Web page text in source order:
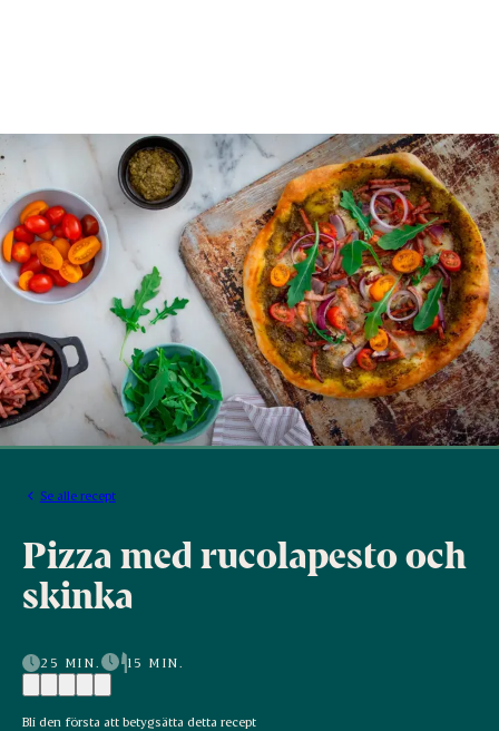
Se alle recept
Pizza med rucolapesto och
skinka
25 MIN. 15 MIN.
Bli den första att betygsätta detta recept